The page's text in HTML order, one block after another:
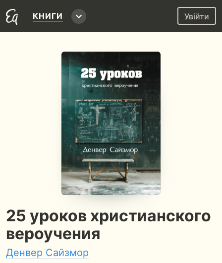
КНИГИ Увійти
25 уроков христианского
вероучения
Денвер Сайзмор